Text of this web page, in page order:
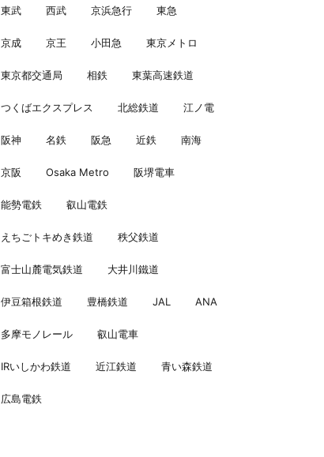
東武 西武 京浜急行 東急
京成 京王 小田急 東京メトロ
東京都交通局 相鉄 東葉高速鉄道
つくばエクスプレス 北総鉄道 江ノ電
阪神 名鉄 阪急 近鉄 南海
京阪 Osaka Metro 阪堺電車
能勢電鉄 叡山電鉄
えちごトキめき鉄道 秩父鉄道
富士山麓電気鉄道 大井川鐵道
伊豆箱根鉄道 豊橋鉄道 JAL ANA
多摩モノレール 叡山電車
IRいしかわ鉄道 近江鉄道 青い森鉄道
広島電鉄